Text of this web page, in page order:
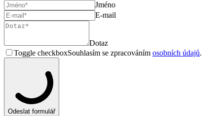
Jméno
E-mail
Dotaz
Toggle checkboxSouhlasím se zpracováním osobních údajů.
Odeslat formulář